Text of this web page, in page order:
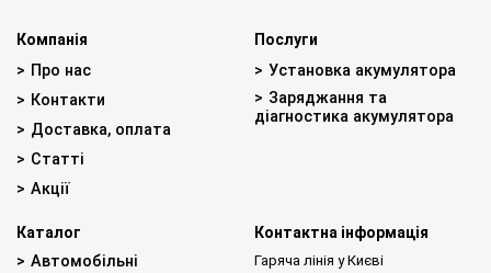
Компанія
Про нас
Контакти
Доставка, оплата
Статті
Акції
Послуги
Установка акумулятора
Заряджання та
діагностика акумулятора
Каталог
Автомобільні
Контактна інформація
Гаряча лінія у Києві